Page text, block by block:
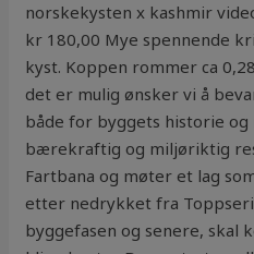
norskekysten x kashmir
kr 180,00 Mye spennende
kyst. Koppen rommer ca
det er mulig ønsker vi å
både for byggets historie
bærekraftig og miljøriktig
Fartbana og møter et lag
etter nedrykket fra
byggefasen og senere, skal